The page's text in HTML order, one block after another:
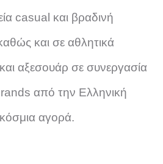
casual και βραδινή
και σε αθλητικά
αξεσουάρ σε συνεργασία
από την Ελληνική
αγορά.